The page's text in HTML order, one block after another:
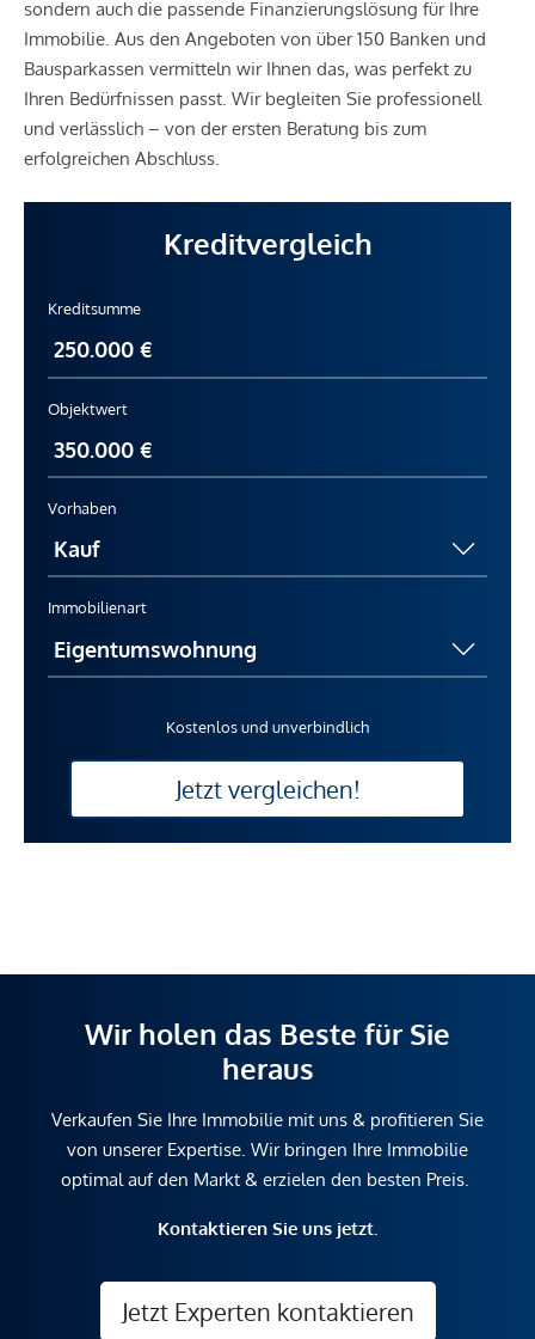
sondern auch die passende Finanzierungslösung für Ihre
Immobilie. Aus den Angeboten von über 150 Banken und
Bausparkassen vermitteln wir Ihnen das, was perfekt zu
Ihren Bedürfnissen passt. Wir begleiten Sie professionell
und verlässlich – von der ersten Beratung bis zum
erfolgreichen Abschluss.
Kreditvergleich
Kreditsumme
Objektwert
Vorhaben
Immobilienart
Kostenlos und unverbindlich
Jetzt vergleichen!
Wir holen das Beste für Sie
heraus
Verkaufen Sie Ihre Immobilie mit uns & profitieren Sie
von unserer Expertise. Wir bringen Ihre Immobilie
optimal auf den Markt & erzielen den besten Preis.
Kontaktieren Sie uns jetzt.
Jetzt Experten kontaktieren